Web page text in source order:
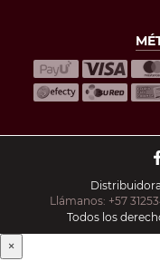
Llámanos: +57
Todos los
×